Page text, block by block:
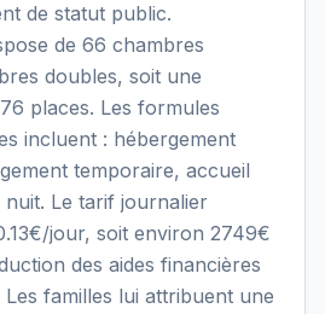
de statut public.
de 66 chambres
doubles, soit une
places. Les formules
incluent : hébergement
temporaire, accueil
Le tarif journalier
jour, soit environ 2749€
des aides financières
familles lui attribuent une